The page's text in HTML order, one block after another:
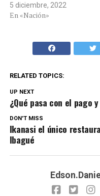
5 diciembre, 2022
En «Nación»
RELATED TOPICS:
UP NEXT
¿Qué pasa con el pago
DON'T MISS
Ikanasi el único
Ibagué